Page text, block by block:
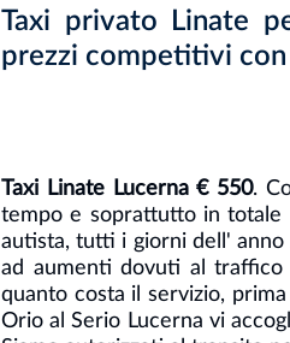
Taxi privato Linate
prezzi competitivi
Taxi Linate Lucerna € 550.
tempo e soprattutto in totale
autista, tutti i giorni dell' anno
ad aumenti dovuti al
quanto costa il servizio,
Orio al Serio Lucerna vi